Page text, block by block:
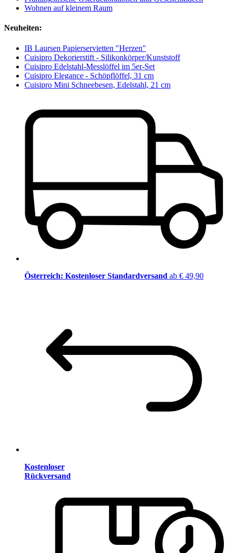
Wohnen auf kleinem Raum
Neuheiten:
IB Laursen Papierservietten "Herzen"
Cuisipro Dekorierstift - Silikonkörper/Kunststoff
Cuisipro Edelstahl-Messlöffel im 5er-Set
Cuisipro Elegance - Schöpflöffel, 31 cm
Cuisipro Mini Schneebesen, Edelstahl, 21 cm
Österreich: Kostenloser Standardversand ab € 49,90
Kostenloser
Rückversand